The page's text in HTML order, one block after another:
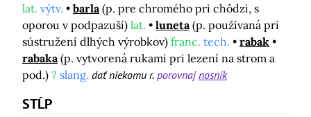
lat. výtv. barla (p. pre chromého pri chôdzi, s
oporou v podpazuší) lat. luneta (p. používaná pri
sústružení dlhých výrobkov) franc. tech.
rabak
rabaka (p. vytvorená rukami pri lezení na strom a
pod.) ? slang. dať niekomu r. porovnajnosník
STĹP